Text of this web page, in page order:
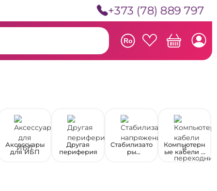
+373 (78) 889 797
Ro
Аксессуары
для ИБП
Другая
периферия
Стабилизато
ры
Компьютерн
ые кабели и
переходник